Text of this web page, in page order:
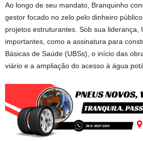
Ao longo de seu mandato, Branquinho
gestor focado no zelo pelo dinheiro
projetos estruturantes. Sob sua liderança,
importantes, como a assinatura para
Básicas de Saúde (UBSs), o início das
viário e a ampliação do acesso à água